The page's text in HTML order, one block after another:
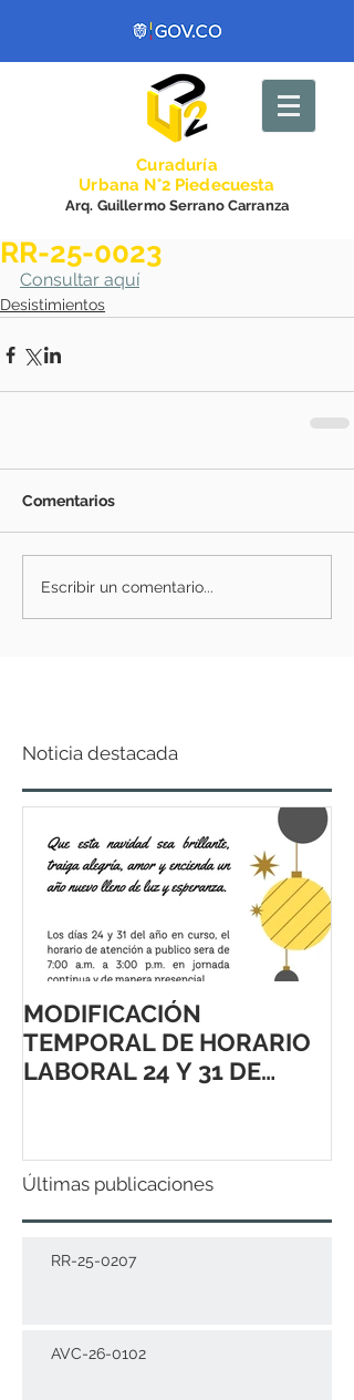
Curaduría
Urbana N°2 Piedecuesta
Arq. Guillermo Serrano Carranza
RR-25-0023
Consultar aquí
Desistimientos
Comentarios
Escribir un comentario...
Noticia destacada
MODIFICACIÓN
TEMPORAL DE HORARIO
LABORAL 24 Y 31 DE
Últimas publicaciones
RR-25-0207
AVC-26-0102